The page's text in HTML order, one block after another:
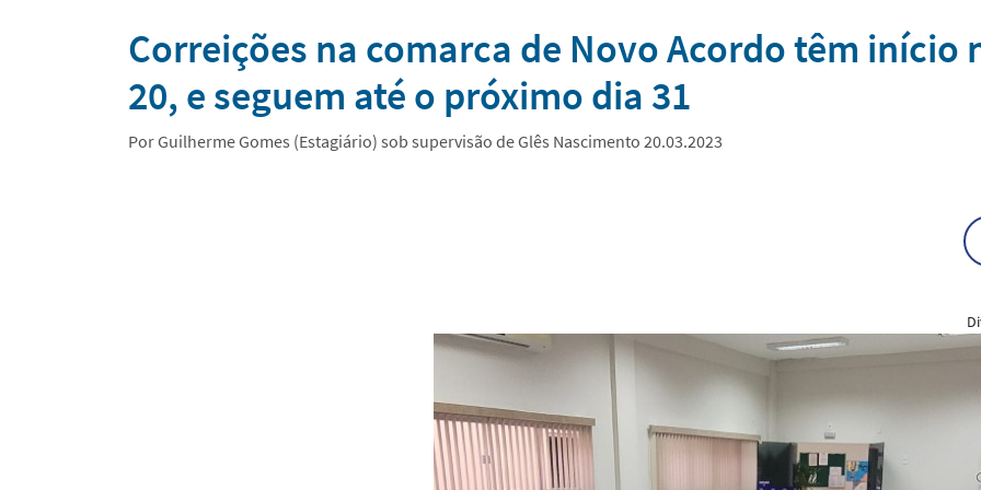
Notícias
Correições na comarca de Novo Acordo têm início
20, e seguem até o próximo dia 31
Por Guilherme Gomes (Estagiário) sob supervisão de Glês Nascimento 20.03.2023